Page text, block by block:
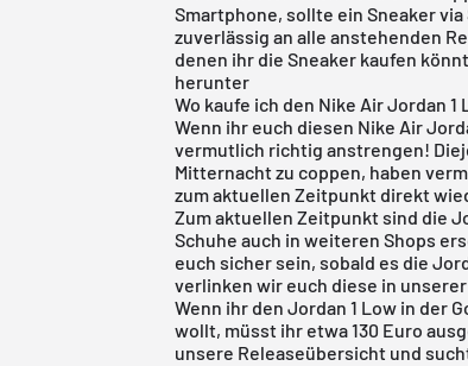
Smartphone, sollte ein Sneaker
zuverlässig an alle anstehenden
denen ihr die Sneaker kaufen
herunter
Wo kaufe ich den Nike Air Jordan
Wenn ihr euch diesen Nike Air
vermutlich richtig anstrengen!
Mitternacht zu coppen, haben
zum aktuellen Zeitpunkt direkt
Zum aktuellen Zeitpunkt sind die
Schuhe auch in weiteren Shops
euch sicher sein, sobald es die
verlinken wir euch diese in
Wenn ihr den Jordan 1 Low in der
wollt, müsst ihr etwa 130 Euro
unsere Releaseübersicht und